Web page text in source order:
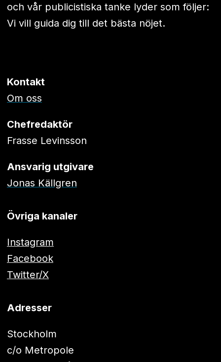
och vår publicistiska tanke lyder som följer:
Vi vill guida dig till det bästa nöjet.
Kontakt
Om oss
Chefredaktör
Frasse Levinsson
Ansvarig utgivare
Jonas Källgren
Övriga kanaler
Instagram
Facebook
Twitter/X
Adresser
Stockholm
c/o Metropole